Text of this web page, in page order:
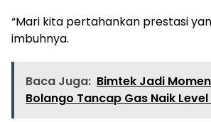
“Mari kita pertahankan prestasi
imbuhnya.
Baca Juga: Bimtek Jadi
Bolango Tancap Gas Naik Level